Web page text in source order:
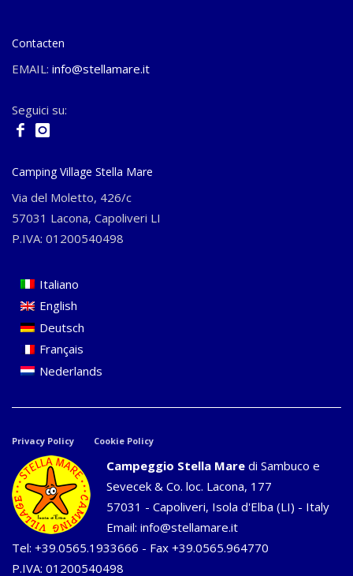
Contacten
EMAIL: info@stellamare.it
Seguici su:
Camping Village Stella Mare
Via del Moletto, 426/c
57031 Lacona, Capoliveri LI
P.IVA: 01200540498
Italiano
English
Deutsch
Français
Nederlands
Privacy Policy Cookie Policy
Campeggio Stella Mare di Sambuco e
Sevecek & Co. loc. Lacona, 177
57031 - Capoliveri, Isola d'Elba (LI) - Italy
Email: info@stellamare.it
Tel: +39.0565.1933666 - Fax +39.0565.964770
P.IVA: 01200540498